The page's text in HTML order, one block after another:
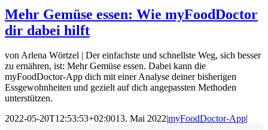
Mehr Gemüse essen: Wie myFoodDoctor
dir dabei hilft
von Arlena Wörtzel | Der einfachste und schnellste Weg, sich besser
zu ernähren, ist: Mehr Gemüse essen. Dabei kann die
myFoodDoctor-App dich mit einer Analyse deiner bisherigen
Essgewohnheiten und gezielt auf dich angepassten Methoden
unterstützen.
2022-05-20T12:53:53+02:0013. Mai 2022|myFoodDoctor-App|